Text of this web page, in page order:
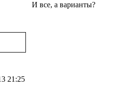
И все, а варианты?
21:25